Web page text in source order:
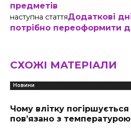
предметів
наступна статтяДодаткові
потрібно переоформити
СХОЖІ МАТЕРІАЛИ
Новини
Чому влітку погіршується
пов’язано з температурою